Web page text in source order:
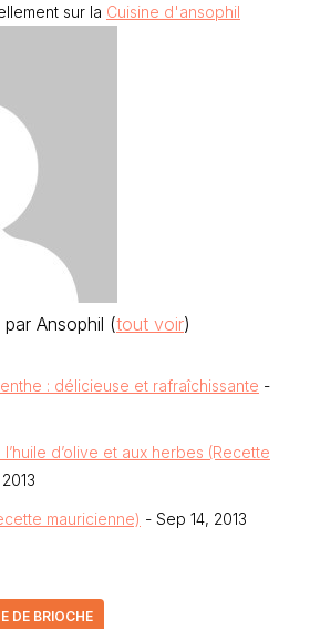
sur la Cuisine d'ansophil
Ansophil (tout voir)
: délicieuse et rafraîchissante -
d’olive et aux herbes (Recette
mauricienne) - Sep 14, 2013
DE BRIOCHE